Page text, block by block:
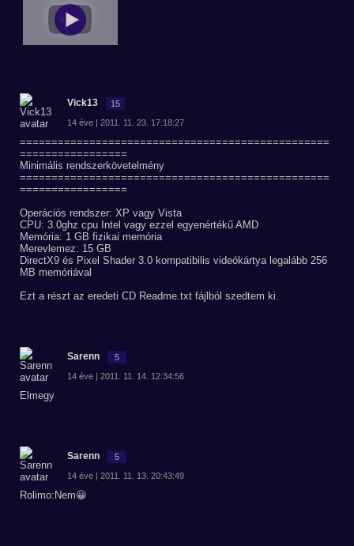
Vick13 15
14 éve | 2011. 11. 23. 17:18:27
=================================================
=================
Minimális rendszerkövetelmény
=================================================
=================
Operációs rendszer: XP vagy Vista
CPU: 3.0ghz cpu Intel vagy ezzel egyenértékű AMD
Memória: 1 GB fizikai memória
Merevlemez: 15 GB
DirectX9 és Pixel Shader 3.0 kompatibilis videókártya legalább 256
MB memóriával
Ezt a részt az eredeti CD Readme.txt fájlból szedtem ki.
Sarenn 5
14 éve | 2011. 11. 14. 12:34:56
Elmegy
Sarenn 5
14 éve | 2011. 11. 13. 20:43:49
Rolimo:Nem😀